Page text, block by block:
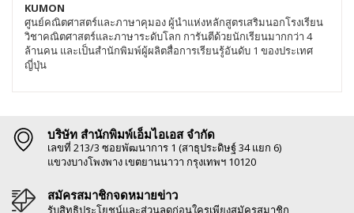
KUMON
ศูนย์คณิตศาสตร์และภาษาคุมอง ผู้นำแห่งหลักสูตรเสริมนอกโรงเรียน
วิชาคณิตศาสตร์และภาษาระดับโลก การันตีด้วยนักเรียนมากกว่า 4
ล้านคน และเป็นสำนักพิมพ์ผู้ผลิตสื่อการเรียนรู้อันดับ 1 ของประเทศ
ญี่ปุ่น
บริษัท สำนักพิมพ์เอ็มไอเอส จำกัด
เลขที่ 213/3 ซอยพัฒนาการ 1 (สาธุประดิษฐ์ 34 แยก 6)
แขวงบางโพงพาง เขตยานนาวา กรุงเทพฯ 10120
สมัครสมาชิกจดหมายข่าว